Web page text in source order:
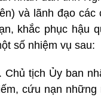
và lãnh đạo
khắc phục hậu
số nhiệm vụ sau:
Chủ tịch Ủy ban
cứu nạn